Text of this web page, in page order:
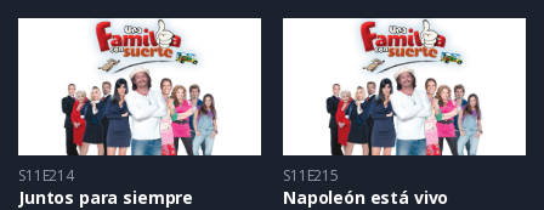
S11E214
Juntos para siempre
S11E215
Napoleón está vivo